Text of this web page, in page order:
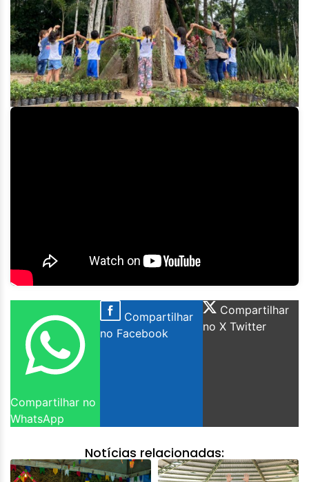
Compartilhar no
WhatsApp
Compartilhar
no Facebook
Compartilhar
no X Twitter
Notícias relacionadas: